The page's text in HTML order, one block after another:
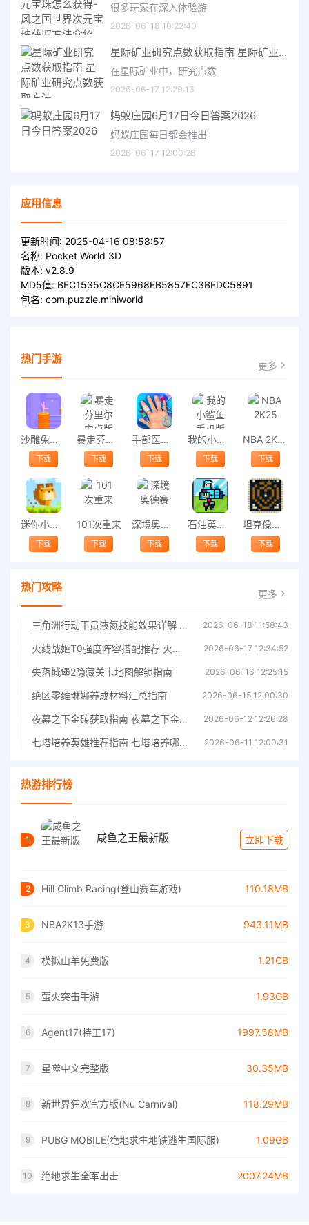
很多玩家在深入体验游
2026-06-18 10:22:40
星际矿业研究点数获取指南 星际矿业研究点数获取方法
在星际矿业中，研究点数
2026-06-17 12:29:16
蚂蚁庄园6月17日今日答案2026
蚂蚁庄园每日都会推出
2026-06-17 12:00:28
应用信息
更新时间: 2025-04-16 08:58:57
名称: Pocket World 3D
版本: v2.8.9
MD5值: BFC1535C8CE5968EB5857EC3BFDC5891
包名: com.puzzle.miniworld
热门手游 更多
沙雕兔子人跳一跳最新版
下载
暴走芬里尔安卓版
下载
手部医生手游
下载
我的小鲨鱼手机版
下载
NBA 2K25
下载
迷你小狮子游戏
下载
101次重来
下载
深境奥德赛
下载
石油英雄游戏
下载
坦克像素大战2020游戏
下载
热门攻略 更多
三角洲行动干员液氮技能效果详解 三角洲行动干员液氮技能介绍 2026-06-18 11:58:43
火线战姬T0强度阵容搭配推荐 火线战姬T0强度阵容哪个好 2026-06-17 12:34:52
失落城堡2隐藏关卡地图解锁指南 2026-06-16 12:25:15
绝区零维琳娜养成材料汇总指南 2026-06-15 12:00:30
夜幕之下金砖获取指南 夜幕之下金砖获取方法 2026-06-12 12:26:28
七塔培养英雄推荐指南 七塔培养哪个英雄好 2026-06-11 12:00:31
热游排行榜
1 咸鱼之王最新版 立即下载
2 Hill Climb Racing(登山赛车游戏) 110.18MB
3 NBA2K13手游 943.11MB
4 模拟山羊免费版 1.21GB
5 萤火突击手游 1.93GB
6 Agent17(特工17) 1997.58MB
7 星噬中文完整版 30.35MB
8 新世界狂欢官方版(Nu Carnival) 118.29MB
9 PUBG MOBILE(绝地求生地铁逃生国际服) 1.09GB
10 绝地求生全军出击 2007.24MB